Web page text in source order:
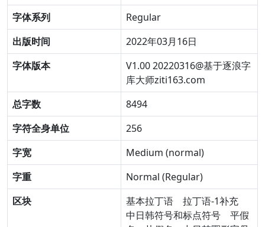
字体系列
Regular
出版时间
2022年03月16日
字体版本
V1.00 20220316@基于逐浪字
库大师ziti163.com
总字数
8494
字符全身单位
256
字宽
Medium (normal)
字重
Normal (Regular)
区块
基本拉丁语
拉丁语-1补充
中日韩符号和标点符号
平假